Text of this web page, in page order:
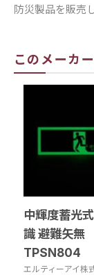
防災製品を販売
このメーカ
中輝度蓄光
識 避難矢無
TPSN804
エルティーアイ株